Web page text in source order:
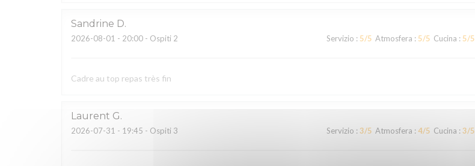
Sandrine D
2026-08-01 - 20:00 - Ospiti 2 Servizio : 5/5 Atmosfera : 5/5 Cucina : 5/5
Cadre au top repas très fin
Laurent G
2026-07-31 - 19:45 - Ospiti 3 Servizio : 3/5 Atmosfera : 4/5 Cucina : 3/5